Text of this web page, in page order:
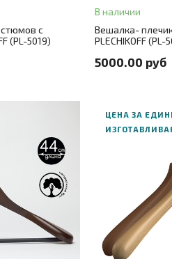
c
(PL-5019)
100 шт./цена за штуку 62 руб.
В наличии
Вешалка-
PLECHIKOFF (PL-
5000.00 руб
Цвет металла
Количество в
ЦЕНА ЗА